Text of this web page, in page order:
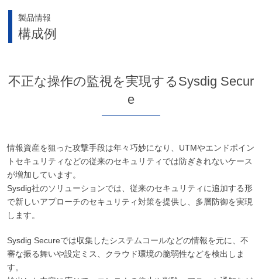
製品情報
構成例
不正な操作の監視を実現するSysdig Secur
e
情報資産を狙った攻撃手段は年々巧妙になり、UTMやエンドポイン
トセキュリティなどの従来のセキュリティでは防ぎきれないケース
が増加しています。
Sysdig社のソリューションでは、従来のセキュリティに追加する形
で新しいアプローチのセキュリティ対策を提供し、多層防御を実現
します。
Sysdig Secureでは収集したシステムコールなどの情報を元に、不
審な振る舞いや設定ミス、クラウド環境の脆弱性などを検出しま
す。